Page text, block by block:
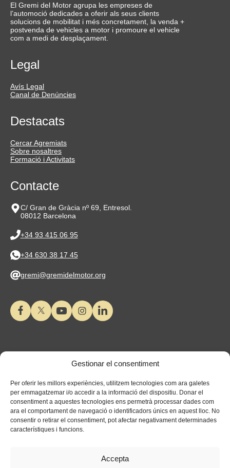
Gestionar el consentiment
Per oferir les millors experiències, utilitzem tecnologies com ara galetes
per emmagatzemar i/o accedir a la informació del dispositiu. Donar el
consentiment a aquestes tecnologies ens permetrà processar dades com
ara el comportament de navegació o identificadors únics en aquest lloc. No
consentir o retirar el consentiment, pot afectar negativament determinades
característiques i funcions.
Accepta
El Gremi del Motor agrupa les empreses de
l’automoció dedicades a oferir als seus clients
solucions de mobilitat i més concretament, la venda +
postvenda de vehicles a motor i promoure el vehicle
com a medi de desplaçament.
Legal
Avís Legal
Canal de Denúncies
Destacats
Cercar Agremiats
Sobre nosaltres
Formació i Activitats
Contacte
C/ Gran de Gràcia nº 69, Entresol.
08012 Barcelona
+34 93 415 06 95
+34 630 38 17 45
gremi@gremidelmotor.org